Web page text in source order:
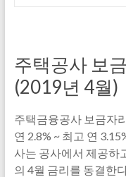
주택공사 보
(2019년 4월)
주택금융공사 보금자
연 2.8% ~ 최고 연
사는 공사에서 제공하
의 4월 금리를 동결한